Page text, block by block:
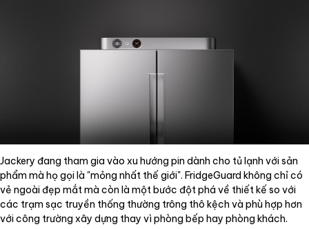
Jackery đang tham gia vào xu hướng pin dành cho tủ lạnh với sản
phẩm mà họ gọi là "mỏng nhất thế giới". FridgeGuard không chỉ có
vẻ ngoài đẹp mắt mà còn là một bước đột phá về thiết kế so với
các trạm sạc truyền thống thường trông thô kệch và phù hợp hơn
với công trường xây dựng thay vì phòng bếp hay phòng khách.